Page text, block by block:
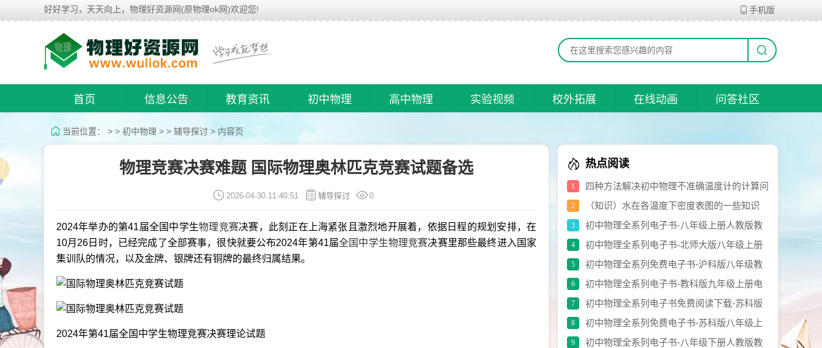
好好学习，天天向上，物理好资源网(原物理ok网)欢迎您! 手机版
首页 信息公告 教育资讯 初中物理 高中物理 实验视频 校外拓展 在线动画 问答社区
当前位置： > > 初中物理 > > 辅导探讨 > 内容页
物理竞赛决赛难题 国际物理奥林匹克竞赛试题备选
2026-04-30 11:40:51 辅导探讨 0
2024年举办的第41届全国中学生物理竞赛决赛，此刻正在上海紧张且激烈地开展着，依据日程的规划安排，在
10月26日时，已经完成了全部赛事，很快就要公布2024年第41届全国中学生物理竞赛决赛里那些最终进入国家
集训队的情况，以及金牌、银牌还有铜牌的最终归属结果。
2024年第41届全国中学生物理竞赛决赛理论试题
热点阅读
1
四种方法解决初中物理不准确温度计的计算问
题
2 （知识）水在各温度下密度表图的一些知识
3
初中物理全系列电子书-八年级上册人教版教
材（修订版）.pdf
4
初中物理全系列电子书-北师大版八年级上册
电子书.pdf
5
初中物理全系列免费电子书-沪科版八年级教
材电子书.pdf
6
初中物理全系列电子书-教科版九年级上册电
子教材.pdf
7
初中物理全系列电子书免费阅读下载-苏科版
九年级上册.pdf
8
初中物理全系列免费电子书-苏科版八年级上
册教材电子书.pdf
9
初中物理全系列电子书-八年级下册人教版教